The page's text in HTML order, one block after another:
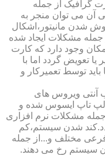
گرافیک از جمله
آن می توان منجر به
شدن مانیتور،اشکال
مشکلات ایجاد شده
وجود دارد که کارت
تعویض گردد اما با
توسط تعمیرکار و
ویروس های
لپ تاپ ایسوس شده و
مشکلات نرم افزاری
شدن سیستم،کم
مختلف و...از جمله
سیستم رخ می دهند.